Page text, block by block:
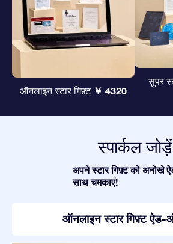
ऑनलाइन स्टार गिफ़्ट ￥ 4320
सुपर
स्पार्कल जोड़ें
अपने स्टार गिफ़्ट को अनोखे
साथ चमकाएं!
ऑनलाइन स्टार गिफ़्ट